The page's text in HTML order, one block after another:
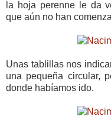
la hoja perenne le da
que aún no han
Unas tablillas nos
una pequeña circular,
donde habíamos ido.